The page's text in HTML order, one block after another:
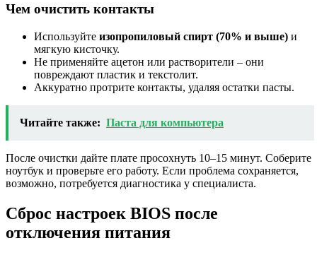
Чем очистить контакты
Используйте изопропиловый спирт (70% и выше) и
мягкую кисточку.
Не применяйте ацетон или растворители – они
повреждают пластик и текстолит.
Аккуратно протрите контакты, удаляя остатки пасты.
Читайте также: Паста для компьютера
После очистки дайте плате просохнуть 10–15 минут. Соберите
ноутбук и проверьте его работу. Если проблема сохраняется,
возможно, потребуется диагностика у специалиста.
Сброс настроек BIOS после
отключения питания